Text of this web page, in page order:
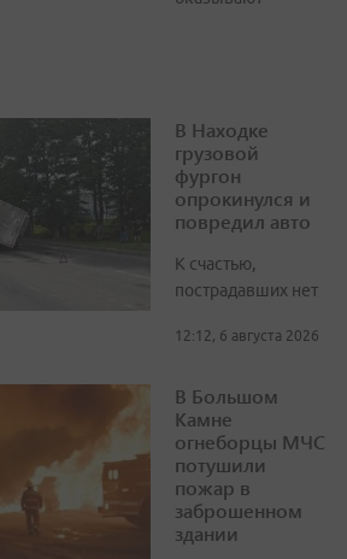
В Находке
грузовой
фургон
опрокинулся и
повредил авто
К счастью,
пострадавших нет
12:12, 6 августа 2026
В Большом
Камне
огнеборцы МЧС
потушили
пожар в
заброшенном
здании